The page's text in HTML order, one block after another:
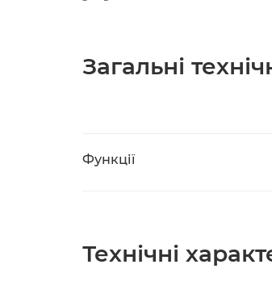
Загальні
Функції
Технічні